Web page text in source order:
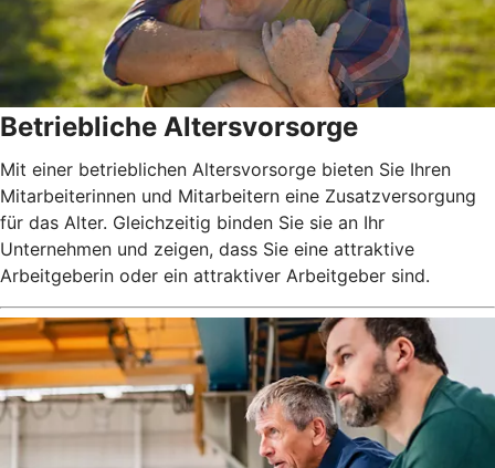
Betriebliche Altersvorsorge
Mit einer betrieblichen Altersvorsorge bieten Sie Ihren
Mitarbeiterinnen und Mitarbeitern eine Zusatzversorgung
für das Alter. Gleichzeitig binden Sie sie an Ihr
Unternehmen und zeigen, dass Sie eine attraktive
Arbeitgeberin oder ein attraktiver Arbeitgeber sind.